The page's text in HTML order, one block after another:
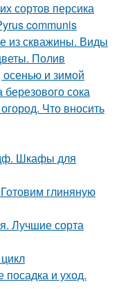
сортов персика
communis
из скважины. Виды
Полив
осенью и зимой
сока
Что вносить
Шкафы для
глиняную
Лучшие сорта
и уход.